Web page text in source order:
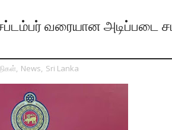
வரையான அடிப்படை
, News, Sri Lanka